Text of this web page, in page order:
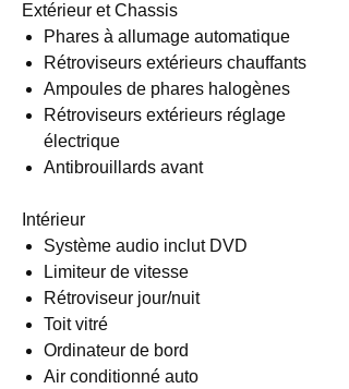
Extérieur et Chassis
Phares à allumage automatique
Rétroviseurs extérieurs chauffants
Ampoules de phares halogènes
Rétroviseurs extérieurs réglage
électrique
Antibrouillards avant
Intérieur
Système audio inclut DVD
Limiteur de vitesse
Rétroviseur jour/nuit
Toit vitré
Ordinateur de bord
Air conditionné auto